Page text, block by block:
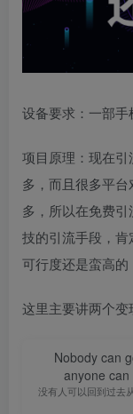
设备要求：一部手
项目原理：现在
多，而且很多平
多，所以在免费
技的引流手段，
可行度还是蛮高的
这里主要讲两个变
Nobody can
anyone
没有人可以回到过去